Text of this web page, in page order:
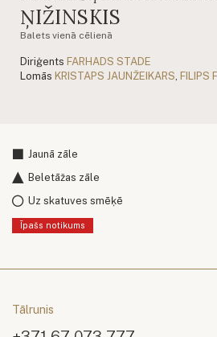
ŅIŽINSKIS
Balets vienā cēlienā
Diriģents FARHADS STADE
Lomās KRISTAPS JAUNŽEIKARS FILIPS
Jaunā zāle
Beletāžas zāle
Uz skatuves smēķē
Īpašs notikums
Tālrunis